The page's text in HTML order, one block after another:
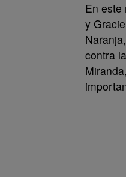
En este
y
contra